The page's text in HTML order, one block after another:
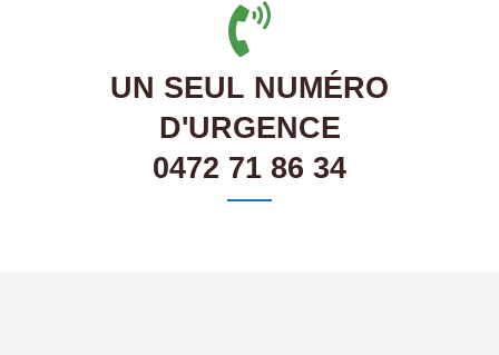
UN SEUL NUMÉRO
D'URGENCE
0472 71 86 34